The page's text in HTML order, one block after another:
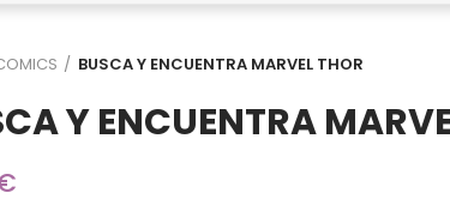
BUSCA Y ENCUENTRA MARVEL THOR
Y ENCUENTRA